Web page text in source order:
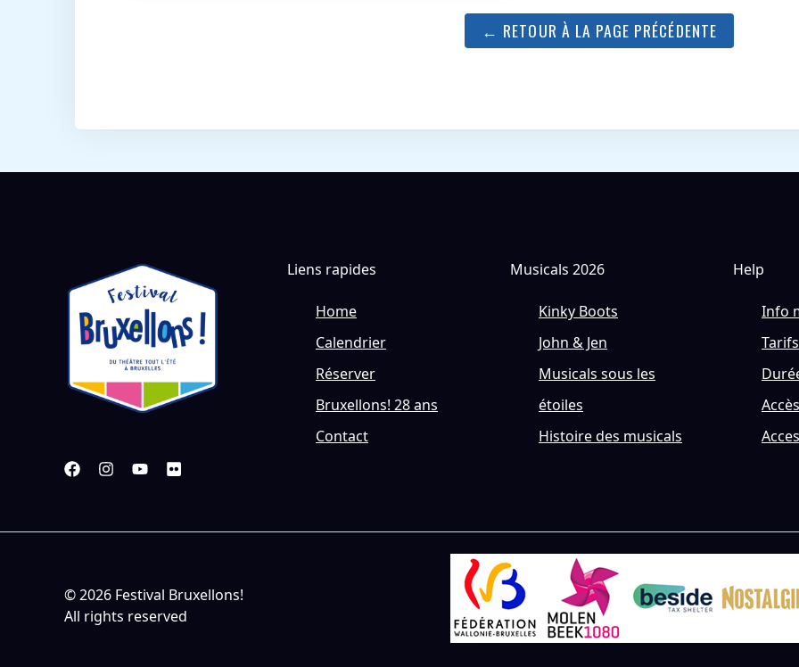
← RETOUR À LA PAGE PRÉCÉDENTE
Liens rapides
Home
Calendrier
Réserver
Bruxellons! 28 ans
Contact
Musicals 2026
Kinky Boots
John & Jen
Musicals sous les
étoiles
Histoire des musicals
Help
Info
Tarifs
Accès
© 2026 Festival Bruxellons!
All rights reserved